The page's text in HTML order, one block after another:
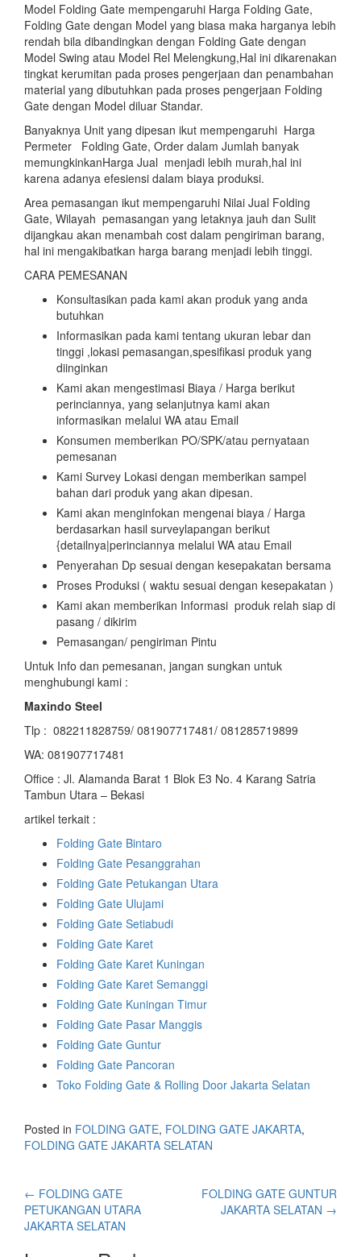
Model Folding Gate mempengaruhi Harga Folding Gate,
Folding Gate dengan Model yang biasa maka harganya lebih
rendah bila dibandingkan dengan Folding Gate dengan
Model Swing atau Model Rel Melengkung,Hal ini dikarenakan
tingkat kerumitan pada proses pengerjaan dan penambahan
material yang dibutuhkan pada proses pengerjaan Folding
Gate dengan Model diluar Standar.
Banyaknya Unit yang dipesan ikut mempengaruhi Harga
Permeter Folding Gate, Order dalam Jumlah banyak
memungkinkanHarga Jual menjadi lebih murah,hal ini
karena adanya efesiensi dalam biaya produksi.
Area pemasangan ikut mempengaruhi Nilai Jual Folding
Gate, Wilayah pemasangan yang letaknya jauh dan Sulit
dijangkau akan menambah cost dalam pengiriman barang,
hal ini mengakibatkan harga barang menjadi lebih tinggi.
CARA PEMESANAN
Konsultasikan pada kami akan produk yang anda
butuhkan
Informasikan pada kami tentang ukuran lebar dan
tinggi ,lokasi pemasangan,spesifikasi produk yang
diinginkan
Kami akan mengestimasi Biaya / Harga berikut
perinciannya, yang selanjutnya kami akan
informasikan melalui WA atau Email
Konsumen memberikan PO/SPK/atau pernyataan
pemesanan
Kami Survey Lokasi dengan memberikan sampel
bahan dari produk yang akan dipesan.
Kami akan menginfokan mengenai biaya / Harga
berdasarkan hasil surveylapangan berikut
{detailnya|perinciannya melalui WA atau Email
Penyerahan Dp sesuai dengan kesepakatan bersama
Proses Produksi ( waktu sesuai dengan kesepakatan )
Kami akan memberikan Informasi produk relah siap di
pasang / dikirim
Pemasangan/ pengiriman Pintu
Untuk Info dan pemesanan, jangan sungkan untuk
menghubungi kami :
Maxindo Steel
Tlp : 082211828759/ 081907717481/ 081285719899
WA: 081907717481
Office : Jl. Alamanda Barat 1 Blok E3 No. 4 Karang Satria
Tambun Utara – Bekasi
artikel terkait :
Folding Gate Bintaro
Folding Gate Pesanggrahan
Folding Gate Petukangan Utara
Folding Gate Ulujami
Folding Gate Setiabudi
Folding Gate Karet
Folding Gate Karet Kuningan
Folding Gate Karet Semanggi
Folding Gate Kuningan Timur
Folding Gate Pasar Manggis
Folding Gate Guntur
Folding Gate Pancoran
Toko Folding Gate & Rolling Door Jakarta Selatan
Posted in FOLDING GATE, FOLDING GATE JAKARTA,
FOLDING GATE JAKARTA SELATAN
← FOLDING GATE
PETUKANGAN UTARA
JAKARTA SELATAN
FOLDING GATE GUNTUR
JAKARTA SELATAN →